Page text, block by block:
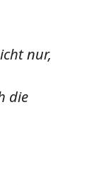
nur,
die